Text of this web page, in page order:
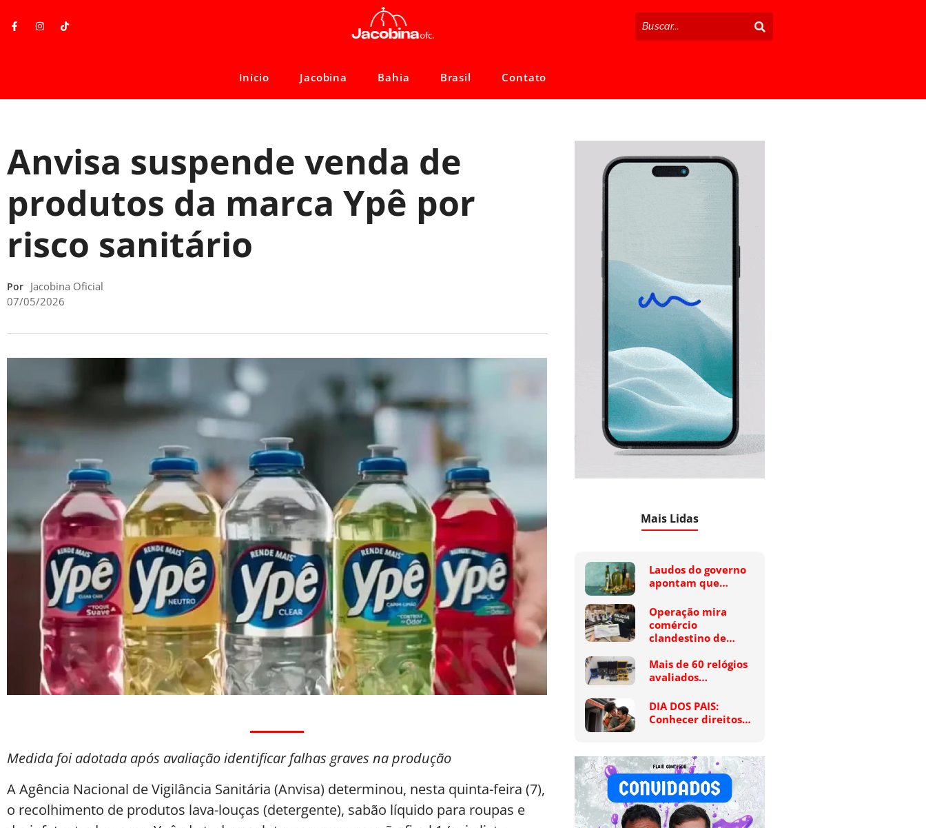
Início Jacobina Bahia Brasil Contato
Anvisa suspende venda de
produtos da marca Ypê por
risco sanitário
Por Jacobina Oficial
07/05/2026
Medida foi adotada após avaliação identificar falhas graves na produção
A Agência Nacional de Vigilância Sanitária (Anvisa) determinou, nesta quinta-feira (7),
o recolhimento de produtos lava-louças (detergente), sabão líquido para roupas e
Mais Lidas
Laudos do governo
apontam que…
Operação mira
comércio
clandestino de…
Mais de 60 relógios
avaliados…
DIA DOS PAIS:
Conhecer direitos…